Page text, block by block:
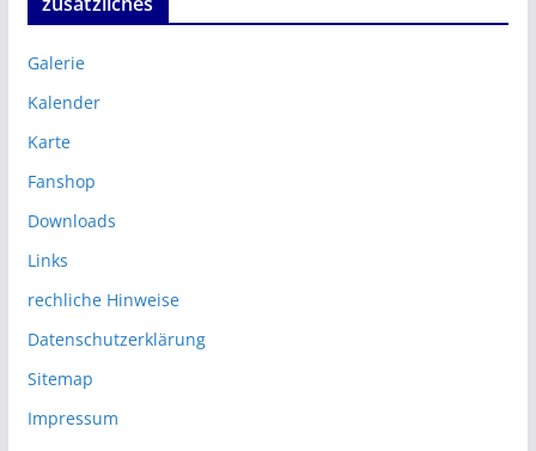
Galerie
Kalender
Karte
Fanshop
Downloads
Links
rechliche Hinweise
Datenschutzerklärung
Sitemap
Impressum